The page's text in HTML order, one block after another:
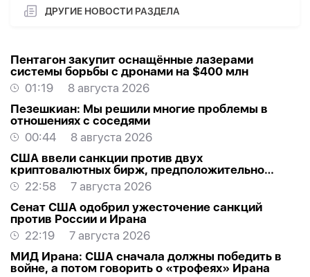
ДРУГИЕ НОВОСТИ РАЗДЕЛА
Пентагон закупит оснащённые лазерами
системы борьбы с дронами на $400 млн
01:19
8 августа 2026
Пезешкиан: Мы решили многие проблемы в
отношениях с соседями
00:44
8 августа 2026
США ввели санкции против двух
криптовалютных бирж, предположительно
оказывавших финансовую помощь Ирану
22:58
7 августа 2026
Сенат США одобрил ужесточение санкций
против России и Ирана
22:19
7 августа 2026
МИД Ирана: США сначала должны победить в
войне, а потом говорить о «трофеях» Ирана